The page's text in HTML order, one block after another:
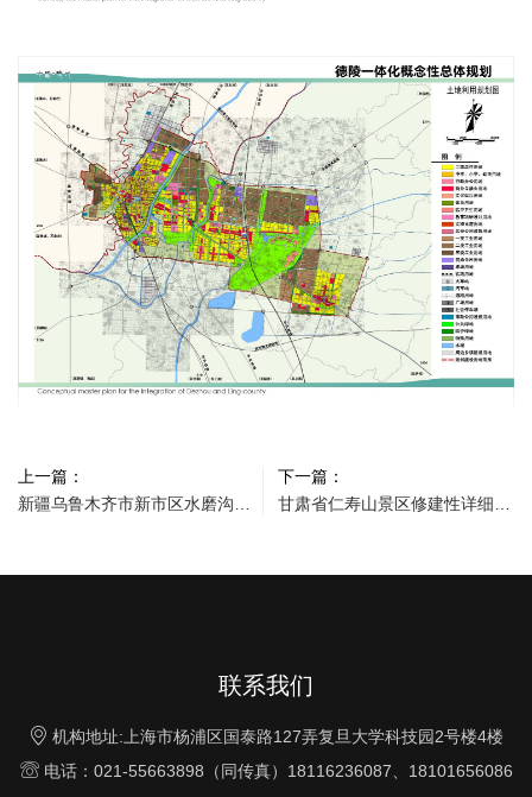
上一篇：
下一篇：
联系我们
 机构地址:上海市杨浦区国泰路127弄复旦大学科技园2号楼4楼
电话：021-55663898（同传真）18116236087、18101656086